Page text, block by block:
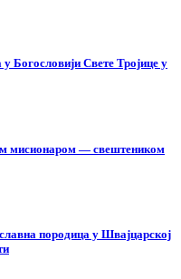
Богословији Свете Тројице у
мисионаром — свештеником
породица у Швајцарској